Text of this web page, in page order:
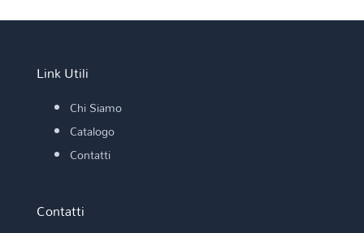
Link Utili
Chi Siamo
Catalogo
Contatti
Contatti